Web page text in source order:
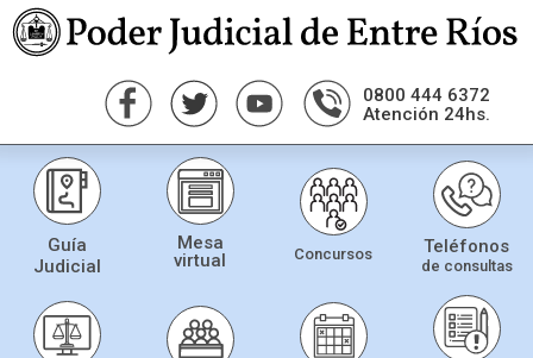
0800 444 6372
Atención 24hs.
Guía
Judicial
Mesa
virtual
Concursos Teléfonos
de consultas